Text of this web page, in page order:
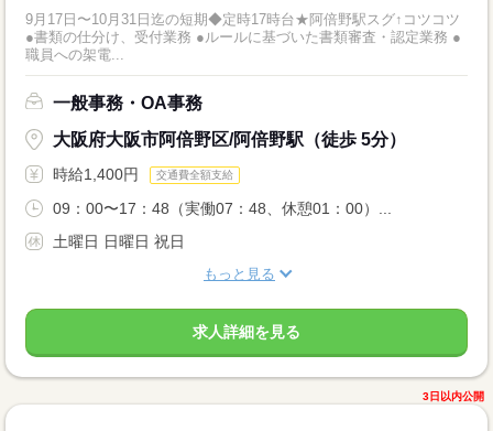
9月17日〜10月31日迄の短期◆定時17時台★阿倍野駅スグ↑コツコツ
●書類の仕分け、受付業務 ●ルールに基づいた書類審査・認定業務 ●
職員への架電...
一般事務・OA事務
大阪府大阪市阿倍野区/阿倍野駅（徒歩 5分）
時給1,400円 交通費全額支給
09：00〜17：48（実働07：48、休憩01：00）...
土曜日 日曜日 祝日
もっと見る
求人詳細を見る
3日以内公開